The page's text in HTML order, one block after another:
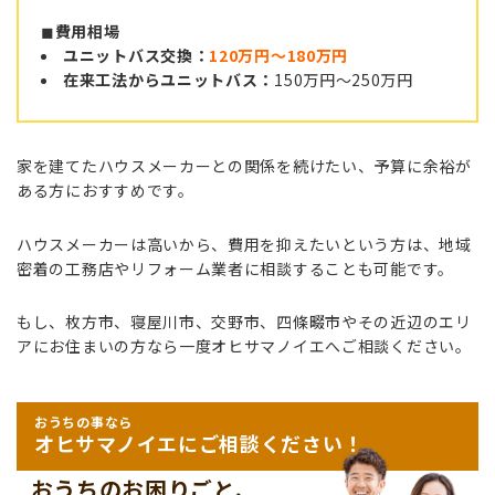
◼︎費用相場
ユニットバス交換： 120万円〜180万円
在来工法からユニットバス： 150万円〜250万円
家を建てたハウスメーカーとの関係を続けたい、予算に余裕が
ある方におすすめです。
ハウスメーカーは高いから、費用を抑えたいという方は、地域
密着の工務店やリフォーム業者に相談することも可能です。
もし、枚方市、寝屋川市、交野市、四條畷市やその近辺のエリ
アにお住まいの方なら一度オヒサマノイエへご相談ください。
おうちの事なら
オヒサマノイエにご相談ください！